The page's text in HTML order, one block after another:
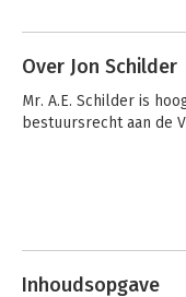
externe geschillen
conflicten.
Over Jon Schilder
Mr. A.E. Schilder is
bestuursrecht aan de
Inhoudsopgave